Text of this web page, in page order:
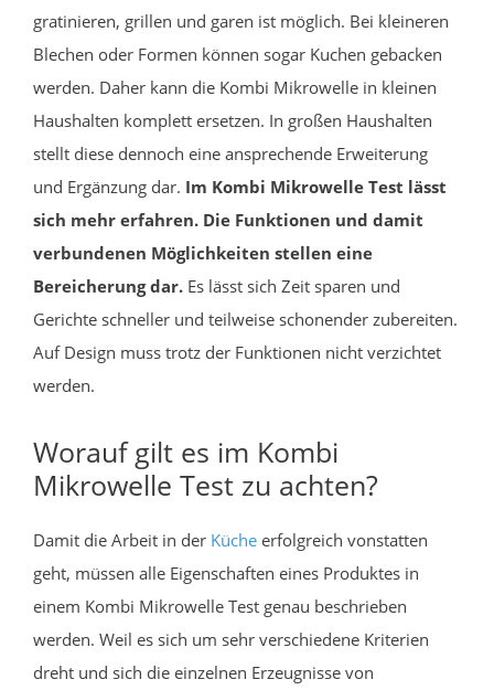
gratinieren, grillen und garen ist möglich. Bei kleineren
Blechen oder Formen können sogar Kuchen gebacken
werden. Daher kann die Kombi Mikrowelle in kleinen
Haushalten komplett ersetzen. In großen Haushalten
stellt diese dennoch eine ansprechende Erweiterung
und Ergänzung dar. Im Kombi Mikrowelle Test lässt
sich mehr erfahren. Die Funktionen und damit
verbundenen Möglichkeiten stellen eine
Bereicherung dar. Es lässt sich Zeit sparen und
Gerichte schneller und teilweise schonender zubereiten.
Auf Design muss trotz der Funktionen nicht verzichtet
werden.
Worauf gilt es im Kombi
Mikrowelle Test zu achten?
Damit die Arbeit in der Küche erfolgreich vonstatten
geht, müssen alle Eigenschaften eines Produktes in
einem Kombi Mikrowelle Test genau beschrieben
werden. Weil es sich um sehr verschiedene Kriterien
dreht und sich die einzelnen Erzeugnisse von